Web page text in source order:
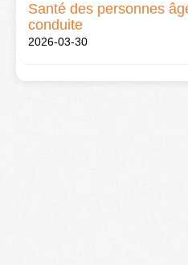
Santé des personnes
conduite
2026-03-30